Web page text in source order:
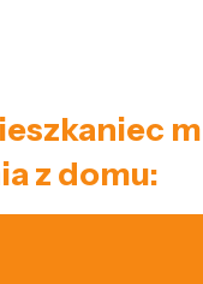
z domu: